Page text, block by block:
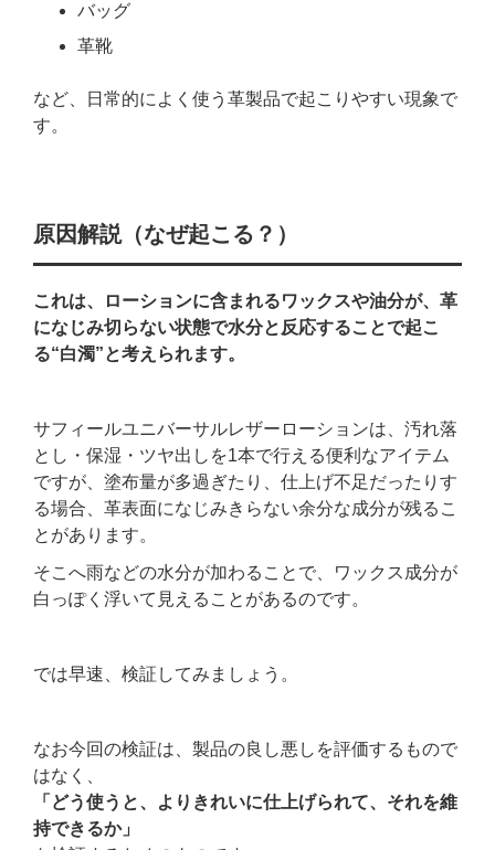
バッグ
革靴
など、日常的によく使う革製品で起こりやすい現象で
す。
原因解説（なぜ起こる？）
これは、ローションに含まれるワックスや油分が、革
になじみ切らない状態で水分と反応することで起こ
る“白濁”と考えられます。
サフィールユニバーサルレザーローションは、汚れ落
とし・保湿・ツヤ出しを1本で行える便利なアイテム
ですが、塗布量が多過ぎたり、仕上げ不足だったりす
る場合、革表面になじみきらない余分な成分が残るこ
とがあります。
そこへ雨などの水分が加わることで、ワックス成分が
白っぽく浮いて見えることがあるのです。
では早速、検証してみましょう。
なお今回の検証は、製品の良し悪しを評価するもので
はなく、
「どう使うと、よりきれいに仕上げられて、それを維
持できるか」